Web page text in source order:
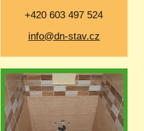
+420 603 497 524
info@dn-stav.cz